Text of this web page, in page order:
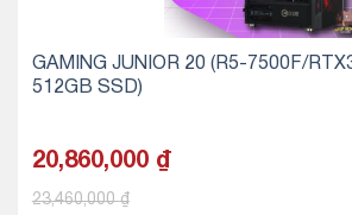
GAMING JUNIOR 20 (R5-7500F/
512GB SSD)
20,860,000 ₫
23,460,000₫